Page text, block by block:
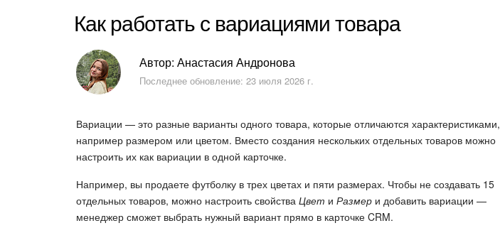
Как работать с вариациями товара
Автор: Анастасия Андронова
Последнее обновление: 23 июля 2026 г.
Вариации — это разные варианты одного товара, которые отличаются характеристиками,
например размером или цветом. Вместо создания нескольких отдельных товаров можно
настроить их как вариации в одной карточке.
Например, вы продаете футболку в трех цветах и пяти размерах. Чтобы не создавать 15
отдельных товаров, можно настроить свойства Цвет и Размер и добавить вариации —
менеджер сможет выбрать нужный вариант прямо в карточке CRM.